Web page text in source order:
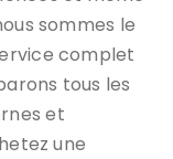
sommes le
complet
tous les
et
une